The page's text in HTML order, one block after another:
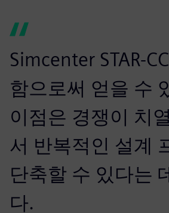
Simcenter STAR-
함으로써 얻을 수
이점은 경쟁이 치
서 반복적인 설계
단축할 수 있다는
다.